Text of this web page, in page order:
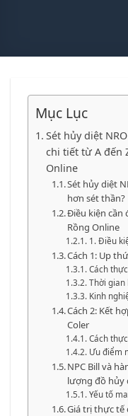
Mục Lục
Sét hủy diệt
chi tiết từ A đến
Online
Sét hủy diệt
hơn sét thần?
Điều kiện cần
Rồng Online
1. Điều
Cách 1: Up
Cách
Thời gian
Kinh
Cách 2: Kết
Coler
Cách
Ưu điểm
NPC Bill và
lượng đồ hủy
Yếu tố
Giá trị thực tế